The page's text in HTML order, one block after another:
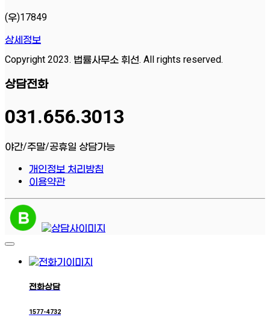
(우)17849
상세정보
Copyright 2023. 법률사무소 휘선. All rights reserved.
상담전화
031.656.3013
야간/주말/공휴일 상담가능
개인정보 처리방침
이용약관
전화상담
1577-4732